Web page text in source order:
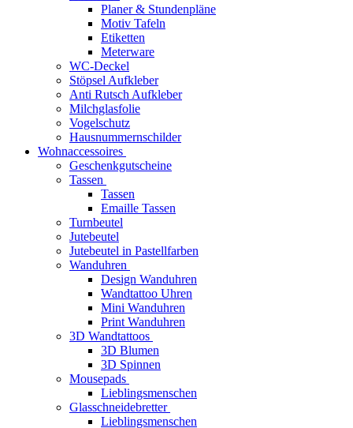
Planer & Stundenpläne
Motiv Tafeln
Etiketten
Meterware
WC-Deckel
Stöpsel Aufkleber
Anti Rutsch Aufkleber
Milchglasfolie
Vogelschutz
Hausnummernschilder
Wohnaccessoires
Geschenkgutscheine
Tassen
Tassen
Emaille Tassen
Turnbeutel
Jutebeutel
Jutebeutel in Pastellfarben
Wanduhren
Design Wanduhren
Wandtattoo Uhren
Mini Wanduhren
Print Wanduhren
3D Wandtattoos
3D Blumen
3D Spinnen
Mousepads
Lieblingsmenschen
Glasschneidebretter
Lieblingsmenschen